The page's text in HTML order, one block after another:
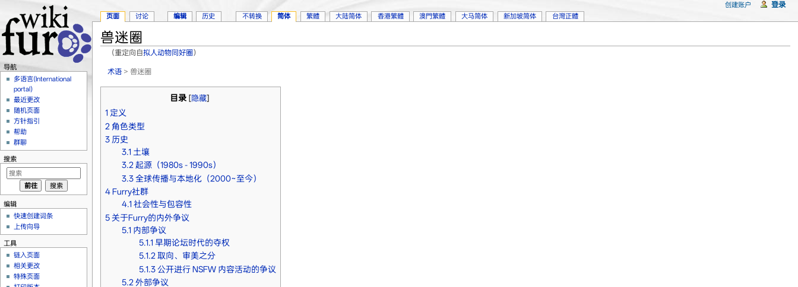
兽迷圈
（重定向自拟人动物同好圈）
术语 > 兽迷圈
目录[隐藏]
1 定义
2 角色类型
3 历史
3.1 土壤
3.2起源（1980s - 1990s）
3.3全球传播与本地化（2000~至今）
4 Furry社群
4.1 社会性与包容性
5 关于Furry的内外争议
5.1 内部争议
5.1.1 早期论坛时代的夺权
5.1.2 取向、审美之分
5.1.3 公开进行 NSFW 内容活动的争议
5.2外部争议
页面 讨论 编辑 历史 不转换 简体 繁體 大陆简体 香港繁體 澳門繁體 大马简体 新加坡简体 台灣正體
创建账户 登录
导航
多语言(International
portal)
最近更改
随机页面
方针指引
帮助
群聊
搜索
编辑
快速创建词条
上传向导
工具
链入页面
相关更改
特殊页面